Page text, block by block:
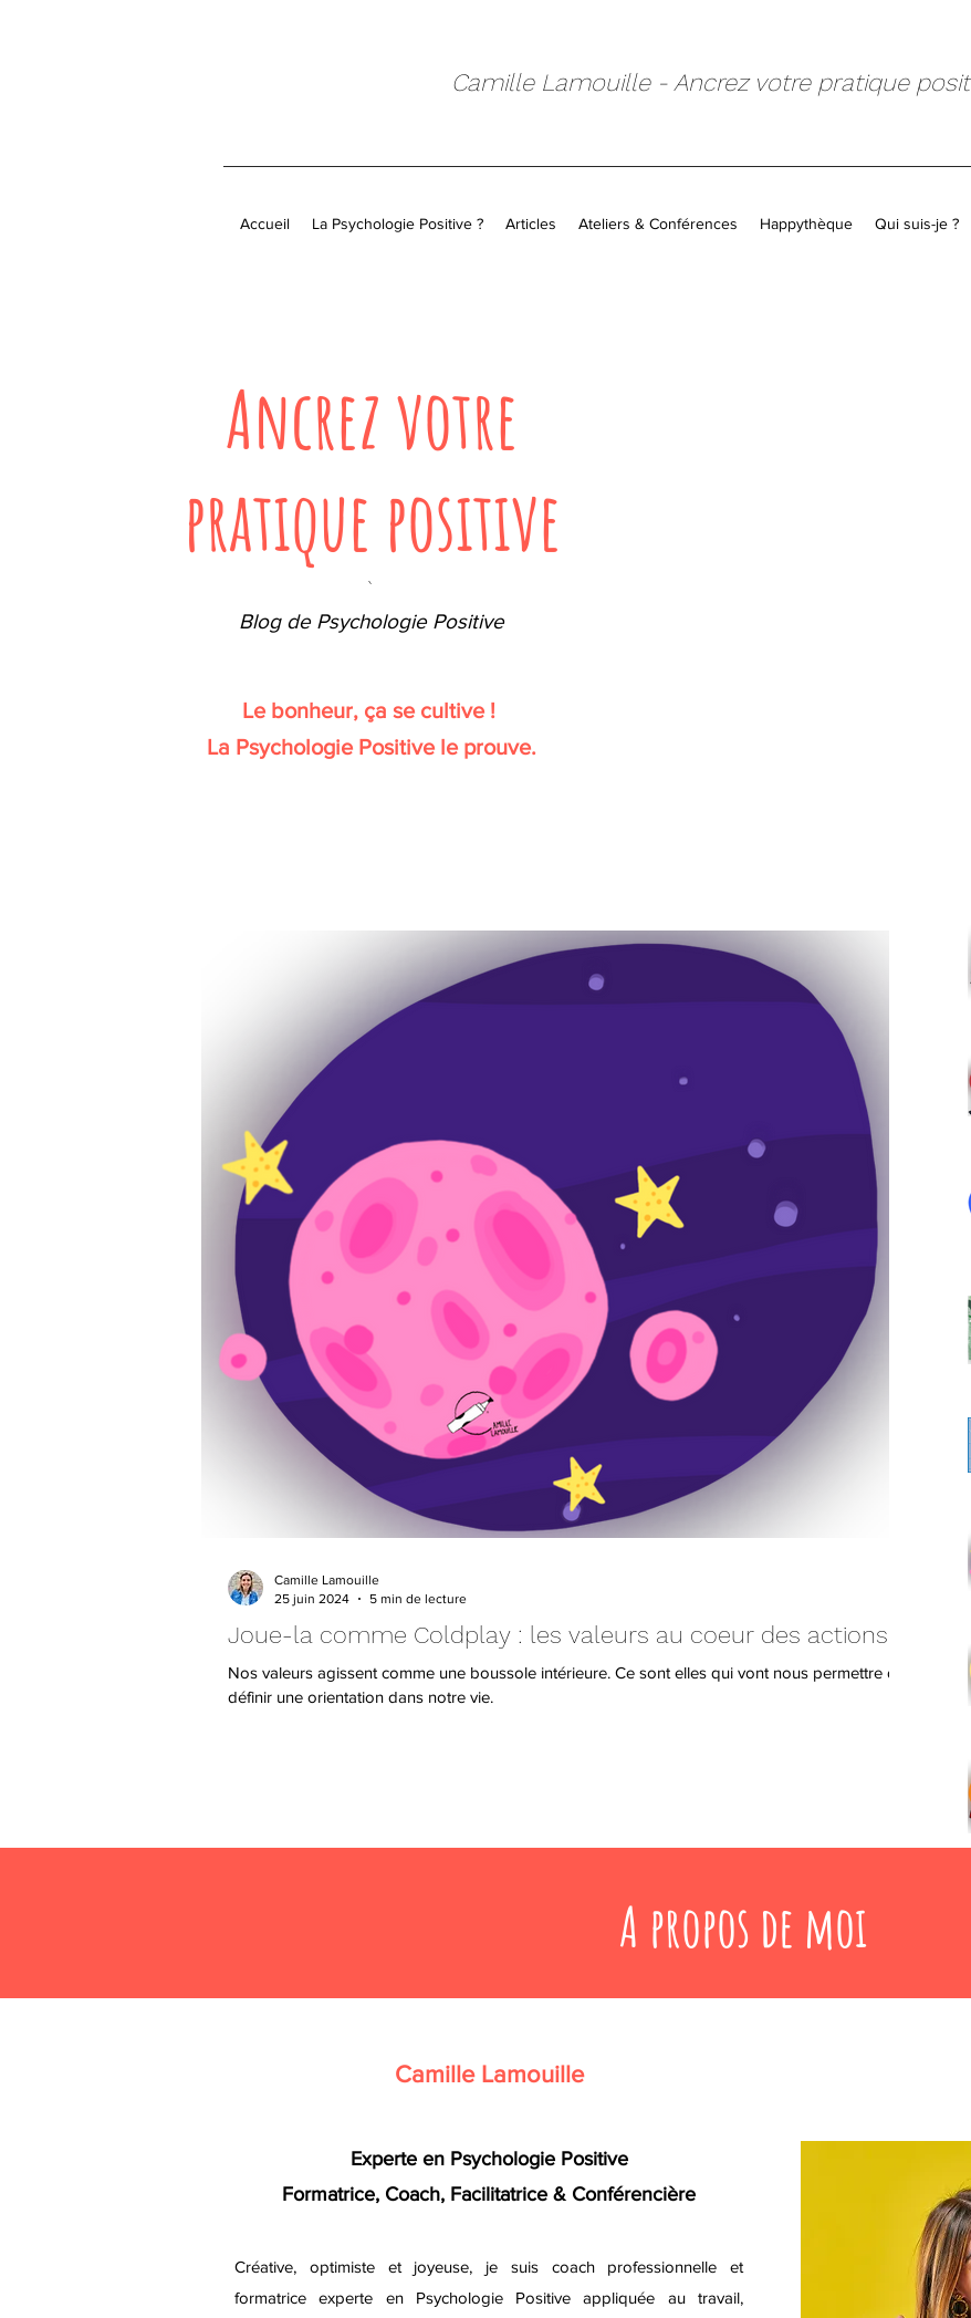
Camille Lamouille - Ancrez votre pratique
Accueil La Psychologie Positive ? Articles Ateliers & Conférences Happythèque Qui suis-je ?
Ancrez votre
pratique positive
`
Blog de Psychologie Positive
Le bonheur, ça se cultive !
La Psychologie Positive le prouve.
Joue-la comme Coldplay : les valeurs au coeur des actions
Nos valeurs agissent comme une boussole intérieure. Ce sont elles qui vont nous permettre de
définir une orientation dans notre vie.
Camille Lamouille
25 juin 2024
5 min de lecture
A propos de moi
Camille Lamouille
Experte en Psychologie Positive
Formatrice, Coach, Facilitatrice & Conférencière
Créative, optimiste et joyeuse, je suis coach professionnelle et
formatrice experte en Psychologie Positive appliquée au travail,